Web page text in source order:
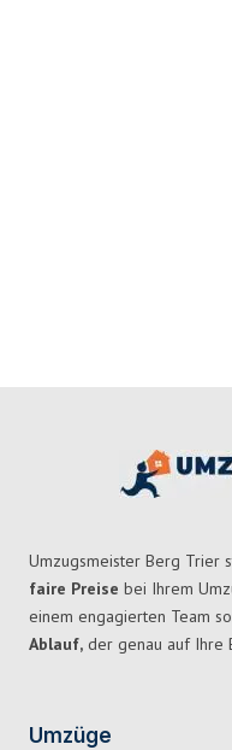
Umzugsmeister Berg Trier
faire Preise bei Ihrem
einem engagierten Team
Ablauf, der genau auf Ihre
Umzüge